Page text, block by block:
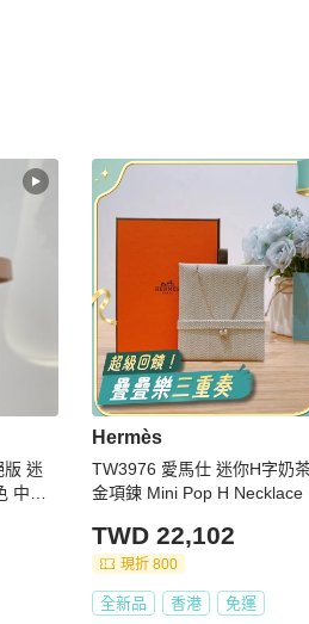
推薦精品
版 迷
中號
Hermès
TW3976 愛馬仕 迷你H字奶
金項鍊 Mini Pop H Necklace
TWD 22,102
現折 800
全新品 香港 免運